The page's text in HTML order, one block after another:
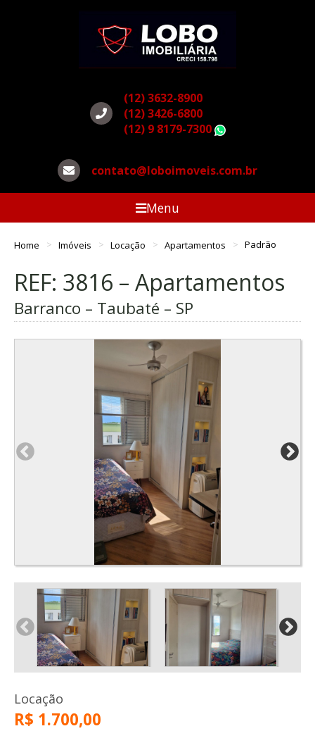
(12) 3632-8900
(12) 3426-6800
(12) 9 8179-7300
contato@loboimoveis.com.br
Menu
Home Imóveis Locação Apartamentos Padrão
REF: 3816 – Apartamentos
Barranco – Taubaté – SP
Locação
R$ 1.700,00